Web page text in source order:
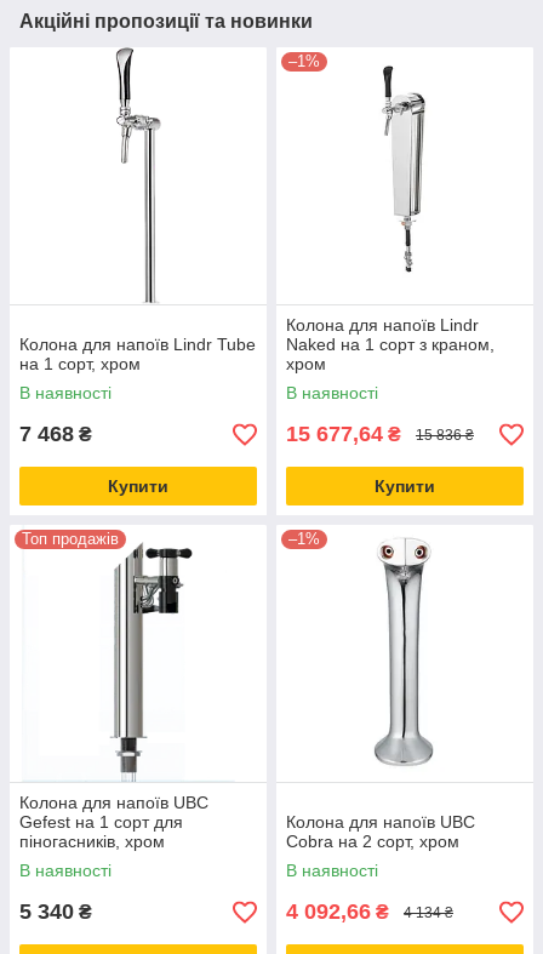
Акційні пропозиції та новинки
Колона для напоїв Lindr Tube
на 1 сорт, хром
В наявності
7 468 ₴
Купити
–1%
Колона для напоїв Lindr
Naked на 1 сорт з краном,
хром
В наявності
15 677,64 ₴ 15 836 ₴
Купити
Топ продажів
Колона для напоїв UBC
Gefest на 1 сорт для
піногасників, хром
В наявності
5 340 ₴
–1%
Колона для напоїв UBC
Cobra на 2 сорт, хром
В наявності
4 092,66 ₴ 4 134 ₴